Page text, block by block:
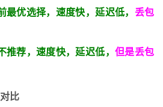
最优选择，速度快，延迟低， 丢包
推荐，速度快，延迟低， 但是丢包
比